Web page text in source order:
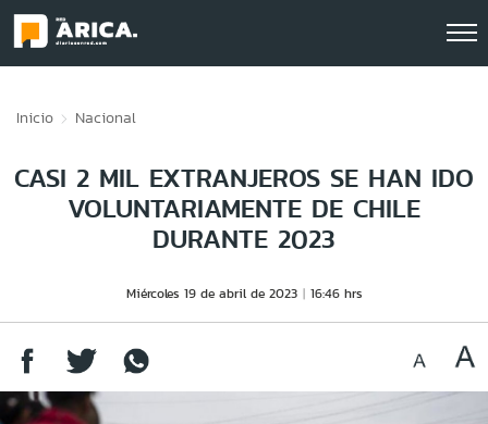
Inicio Nacional
CASI 2 MIL EXTRANJEROS SE HAN IDO
VOLUNTARIAMENTE DE CHILE
DURANTE 2023
Miércoles 19 de abril de 2023 16:46 hrs